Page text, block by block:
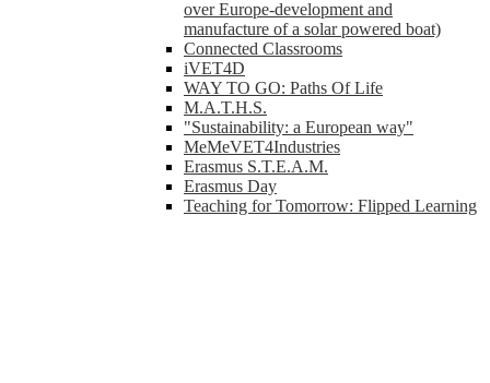
over Europe-development and
manufacture of a solar powered boat)
Connected Classrooms
iVET4D
WAY TO GO: Paths Of Life
M.A.T.H.S.
"Sustainability: a European way"
MeMeVET4Industries
Erasmus S.T.E.A.M.
Erasmus Day
Teaching for Tomorrow: Flipped Learning